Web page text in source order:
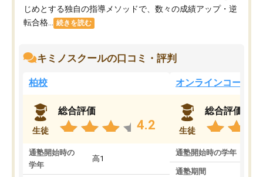
じめとする独自の指導メソッドで、数々の成績アップ・逆
転合格...
続きを読む
キミノスクールの口コミ・評判
柏校
生徒
総合評価
4.2
通塾開始時の
学年
高1
オンラインコース
生徒
総合評価
通塾開始時の学年
通塾期間